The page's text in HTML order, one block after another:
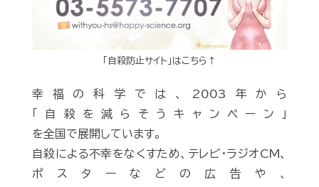
「自殺防止サイト」はこちら↑
幸福の科学では、2003年から
「自殺を減らそうキャンペーン」
を全国で展開しています。
自殺による不幸をなくすため、テレビ・ラジオCM、
ポスターなどの広告や、